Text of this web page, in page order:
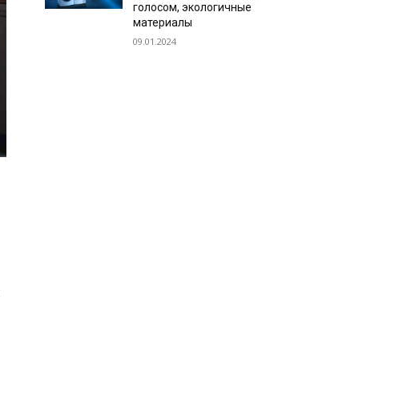
голосом, экологичные
материалы
09.01.2024